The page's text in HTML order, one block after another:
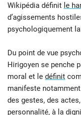
Wikipédia définit le
d’agissements
psychologiquement
Du point de vue
Hirigoyen se penche
moral et le définit
manifeste
des gestes, des
personnalité, à la